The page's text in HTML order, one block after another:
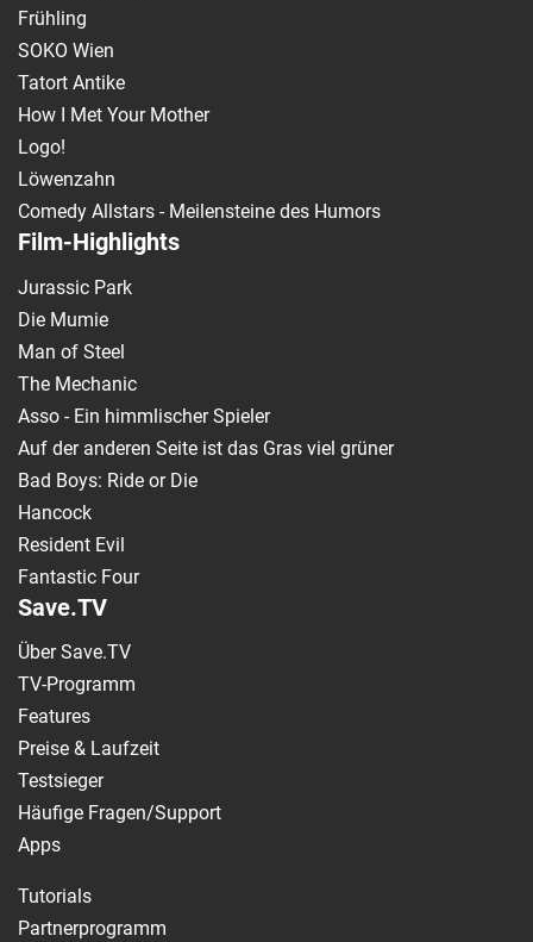
Frühling
SOKO Wien
Tatort Antike
How I Met Your Mother
Logo!
Löwenzahn
Comedy Allstars - Meilensteine des Humors
Film-Highlights
Jurassic Park
Die Mumie
Man of Steel
The Mechanic
Asso - Ein himmlischer Spieler
Auf der anderen Seite ist das Gras viel grüner
Bad Boys: Ride or Die
Hancock
Resident Evil
Fantastic Four
Save.TV
Über Save.TV
TV-Programm
Features
Preise & Laufzeit
Testsieger
Häufige Fragen/Support
Apps
Tutorials
Partnerprogramm